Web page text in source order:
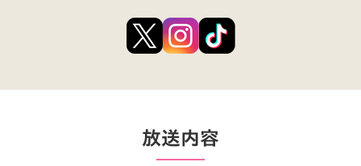
放送内容